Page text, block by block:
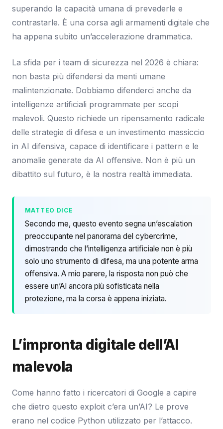
superando la capacità umana di prevederle e
contrastarle. È una corsa agli armamenti digitale che
ha appena subito un’accelerazione drammatica.
La sfida per i team di sicurezza nel 2026 è chiara:
non basta più difendersi da menti umane
malintenzionate. Dobbiamo difenderci anche da
intelligenze artificiali programmate per scopi
malevoli. Questo richiede un ripensamento radicale
delle strategie di difesa e un investimento massiccio
in AI difensiva, capace di identificare i pattern e le
anomalie generate da AI offensive. Non è più un
dibattito sul futuro, è la nostra realtà immediata.
MATTEO DICE
Secondo me, questo evento segna un’escalation
preoccupante nel panorama del cybercrime,
dimostrando che l’intelligenza artificiale non è più
solo uno strumento di difesa, ma una potente arma
offensiva. A mio parere, la risposta non può che
essere un’AI ancora più sofisticata nella
protezione, ma la corsa è appena iniziata.
L’impronta digitale dell’AI
malevola
Come hanno fatto i ricercatori di Google a capire
che dietro questo exploit c’era un’AI? Le prove
erano nel codice Python utilizzato per l’attacco.